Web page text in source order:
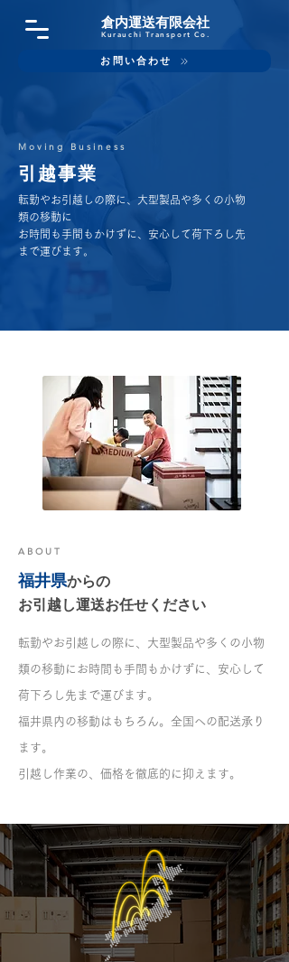
お問い合わせ
Kurauchi Transport Co.
倉内運送有限会社
Moving Business
引越事業
転勤やお引越しの際に、大型製品や多くの小物
類の移動に
お時間も手間もかけずに、安心して荷下ろし先
まで運びます。
ABOUT
福井県からの
お引越し運送お任せください
転勤やお引越しの際に、大型製品や多くの小物
類の移動にお時間も手間もかけずに、安心して
荷下ろし先まで運びます。
福井県内の移動はもちろん。全国への配送承り
ます。
引越し作業の、価格を徹底的に抑えます。